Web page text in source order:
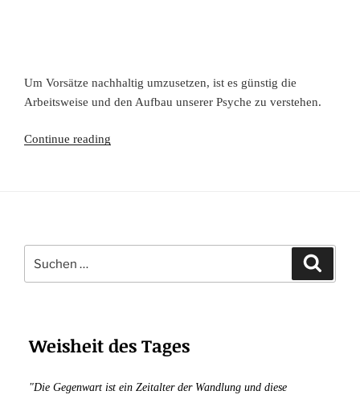
Um Vorsätze nachhaltig umzusetzen, ist es günstig die
Arbeitsweise und den Aufbau unserer Psyche zu verstehen.
Continue reading
nach:
Weisheit des Tages
"Die Gegenwart ist ein Zeitalter der Wandlung und diese